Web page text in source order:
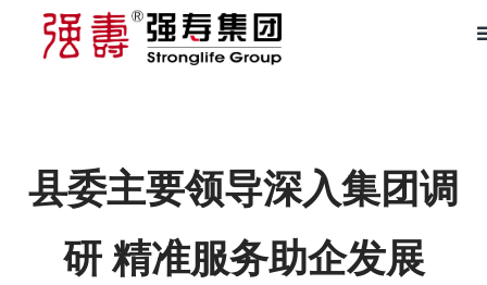
县委主要领导深入集团调
研 精准服务助企发展